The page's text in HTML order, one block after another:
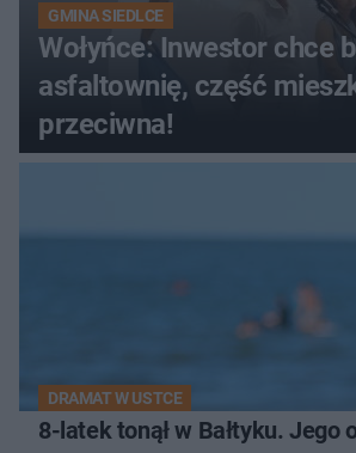
GMINA SIEDLCE
Wołyńce: Inwestor chce
asfaltownię, część
przeciwna!
DRAMAT W USTCE
8-latek tonął w Bałtyku. Jego